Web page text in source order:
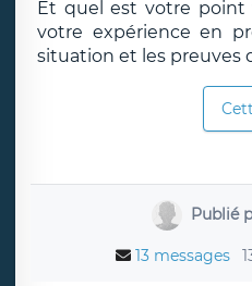
Et quel est votre point
votre expérience en
situation et les preuves
Publié
13 messages